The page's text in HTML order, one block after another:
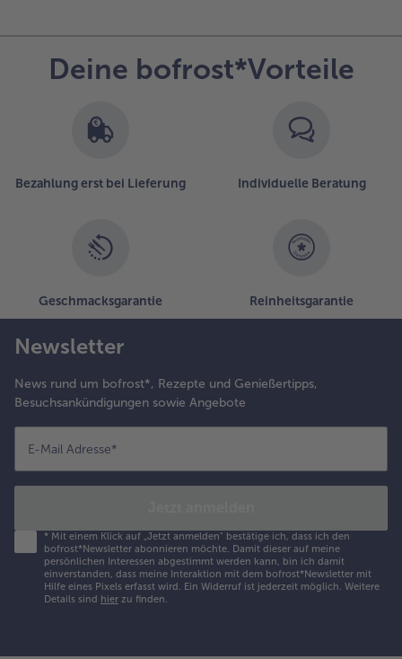
Deine bofrost*Vorteile
Bezahlung erst bei Lieferung Individuelle Beratung
Geschmacksgarantie Reinheitsgarantie
Newsletter
News rund um bofrost*, Rezepte und Genießertipps,
Besuchsankündigungen sowie Angebote
E-Mail Adresse*
* Mit einem Klick auf „Jetzt anmelden" bestätige ich, dass ich den
bofrost*Newsletter abonnieren möchte. Damit dieser auf meine
persönlichen Interessen abgestimmt werden kann, bin ich damit
einverstanden, dass meine Interaktion mit dem bofrost*Newsletter mit
Hilfe eines Pixels erfasst wird. Ein Widerruf ist jederzeit möglich. Weitere
Details sind hier zu finden.